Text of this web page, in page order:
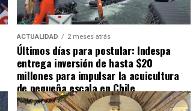
ACTUALIDAD 2 meses atrás
Últimos días para postular: Indespa
entrega inversión de hasta $20
millones para impulsar la acuicultura
de pequeña escala en Chile